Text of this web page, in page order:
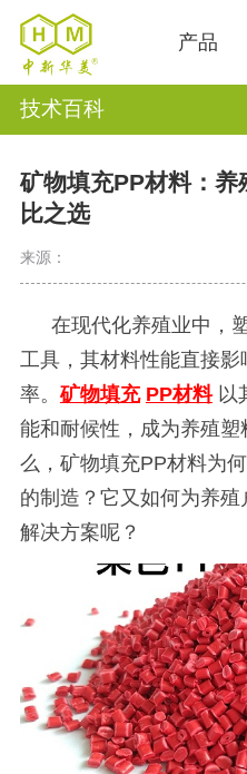
产品
技术百科
矿物填充PP材料：
比之选
来源：
在现代化养殖业中，
工具，其材料性能直接
率。矿物填充 PP材料 以
能和耐候性，成为养殖
么，矿物填充PP材料为
的制造？它又如何为养
解决方案呢？